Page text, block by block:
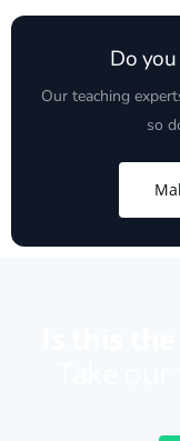
Do
Our teaching
so